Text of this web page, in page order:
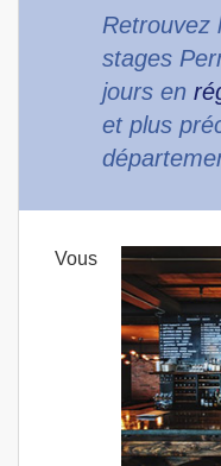
Retrouvez
stages
jours en
et plus
Vous